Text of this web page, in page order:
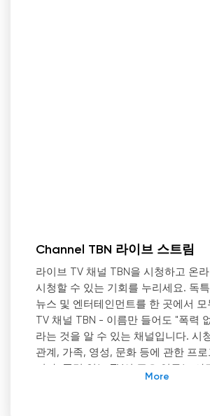
Channel TBN 라이브 스트림
라이브 TV 채널 TBN을 시청하고 온
시청할 수 있는 기회를 누리세요. 독
뉴스 및 엔터테인먼트를 한 곳에서
TV 채널 TBN - 이름만 들어도 "폭력
라는 것을 알 수 있는 채널입니다. 시
관계, 가족, 영성, 문화 등에 관한 프